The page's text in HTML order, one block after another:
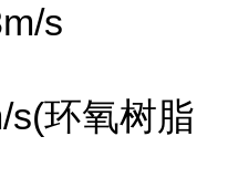
s
s(环氧树脂